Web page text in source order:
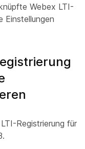
Webex LTI-
Einstellungen
Registrierung für